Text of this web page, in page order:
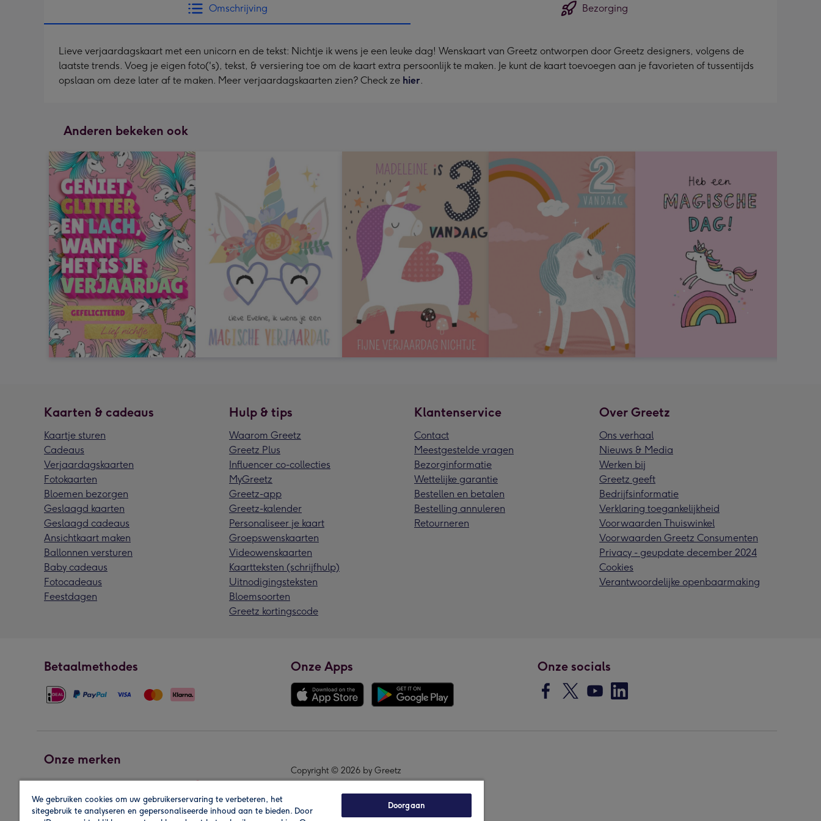
mm
Omschrijving Bezorging
Lieve verjaardagskaart met een unicorn en de tekst: Nichtje ik wens je een leuke dag! Wenskaart van Greetz ontworpen door Greetz designers, volgens de
laatste trends. Voeg je eigen foto('s), tekst, & versiering toe om de kaart extra persoonlijk te maken. Je kunt de kaart toevoegen aan je favorieten of tussentijds
opslaan om deze later af te maken. Meer verjaardagskaarten zien? Check ze hier.
Anderen bekeken ook
Kaarten & cadeaus
Kaartje sturen
Cadeaus
Verjaardagskaarten
Fotokaarten
Bloemen bezorgen
Geslaagd kaarten
Geslaagd cadeaus
Ansichtkaart maken
Ballonnen versturen
Baby cadeaus
Fotocadeaus
Feestdagen
Hulp & tips
Waarom Greetz
Greetz Plus
Influencer co-collecties
MyGreetz
Greetz-app
Greetz-kalender
Personaliseer je kaart
Groepswenskaarten
Videowenskaarten
Kaartteksten (schrijfhulp)
Uitnodigingsteksten
Bloemsoorten
Greetz kortingscode
Klantenservice
Contact
Meestgestelde vragen
Bezorginformatie
Wettelijke garantie
Bestellen en betalen
Bestelling annuleren
Retourneren
Over Greetz
Ons verhaal
Nieuws & Media
Werken bij
Greetz geeft
Bedrijfsinformatie
Verklaring toegankelijkheid
Voorwaarden Thuiswinkel
Voorwaarden Greetz Consumenten
Privacy - geupdate december 2024
Cookies
Verantwoordelijke openbaarmaking
Betaalmethodes Onze Apps Onze socials
Onze merken
Copyright © 2026 by Greetz
We gebruiken cookies om uw gebruikerservaring te verbeteren, het
sitegebruik te analyseren en gepersonaliseerde inhoud aan te bieden. Door
Doorgaan